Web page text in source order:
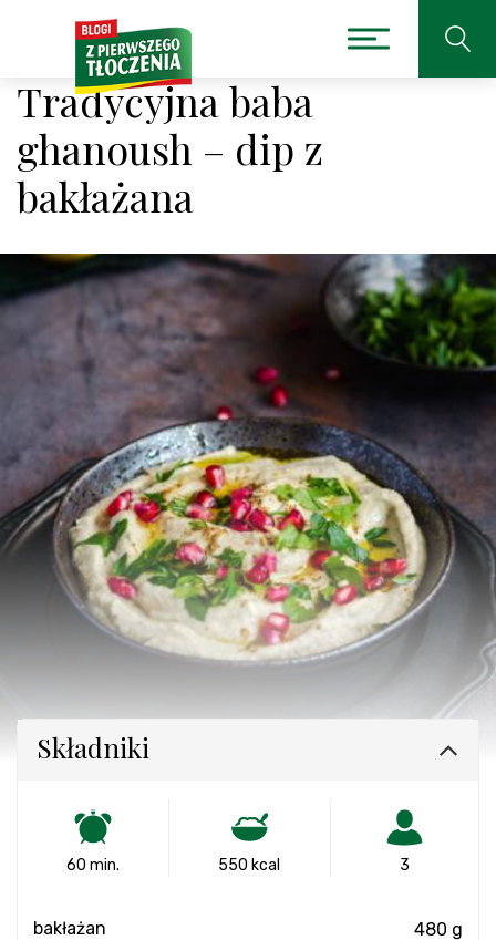
Tradycyjna baba
ghanoush – dip z
bakłażana
Składniki
60 min. 550 kcal 3
bakłażan 480 g